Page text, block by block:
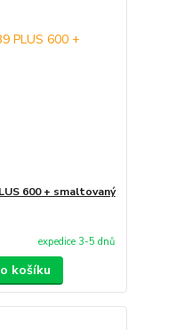
600 + smaltovaný
expedice 3-5 dnů
košíku